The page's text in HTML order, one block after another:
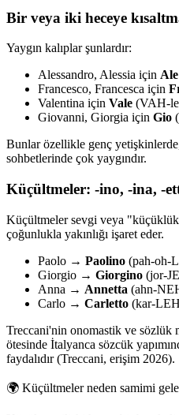
Bir veya iki heceye
Yaygın kalıplar şunlardır:
Alessandro, Alessia için Ale
Francesco, Francesca için
Valentina için Vale (VAH-
Giovanni, Giorgia için Gio
Bunlar özellikle genç
sohbetlerinde çok yaygındır.
Küçültmeler: -ino, -ina, -
Küçültmeler sevgi veya
çoğunlukla yakınlığı işaret eder.
Paolo → Paolino (pah-oh-
Giorgio → Giorgino (jor-
Anna → Annetta (ahn-
Carlo → Carletto (kar-
Treccani'nin onomastik ve sözlük
ötesinde İtalyanca sözcük
faydalıdır (Treccani, erişim 2026).
🌍 Küçültmeler neden samimi